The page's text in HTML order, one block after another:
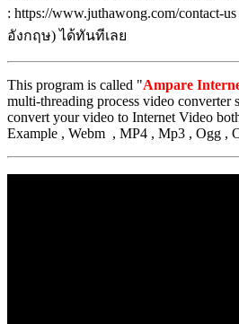
: https://www.juthawong.com/
อังกฤษ) ได้ทันทีเลย
This program is called "Ampare
multi-threading process video converter
convert your video to Internet Video
Example , Webm , MP4 , Mp3 , Ogg ,